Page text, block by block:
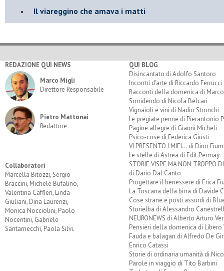
​Il viareggino che amava i matti
REDAZIONE QUI NEWS
Marco Migli
Direttore Responsabile
Pietro Mattonai
Redattore
Collaboratori
Marcella Bitozzi, Sergio
Braccini, Michele Bufalino,
Valentina Caffieri, Linda
Giuliani, Dina Laurenzi,
Monica Nocciolini, Paolo
Nocentini, Gabriele
Santarnecchi, Paola Silvi.
QUI BLOG
Disincantato di Adolfo Santoro
Incontri d'arte di Riccardo Ferrucci
Racconti della domenica di
Sorridendo di Nicola Belcari
Vignaioli e vini di Nadio Stronchi
Le pregiate penne di Pierantonio
Pagine allegre di Gianni Micheli
Psico-cose di Federica Giusti
VI PRESENTO I MIEI... di Dino
Le stelle di Astrea di Edit Permay
STORIE VISPE MA NON TROPPO
di Dario Dal Canto
Progettare il benessere di Erica
La Toscana della birra di Davide
Cose strane e posti assurdi di
Storielba di Alessandro
NEURONEWS di Alberto Arturo
Pensieri della domenica di Libero
Fauda e balagan di Alfredo De
Enrico Catassi
Storie di ordinaria umanità di
Parole in viaggio di Tito Barbini